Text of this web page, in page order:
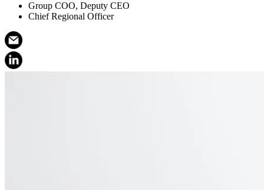
Group COO, Deputy CEO
Chief Regional Officer